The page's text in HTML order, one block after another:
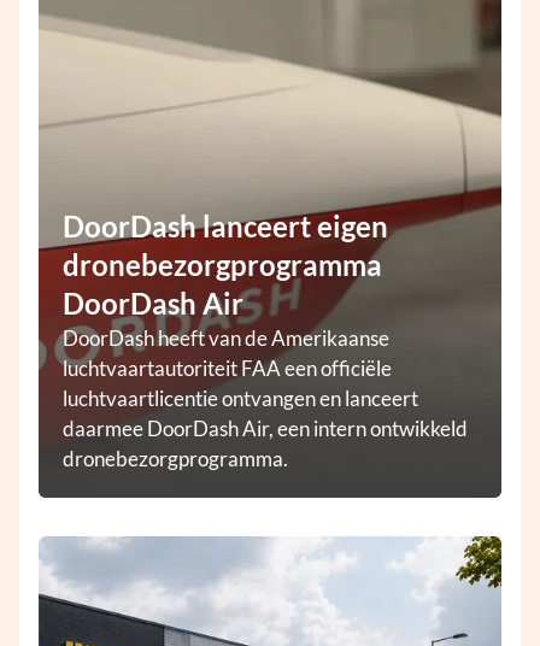
DoorDash lanceert eigen
dronebezorgprogramma
DoorDash Air
DoorDash heeft van de Amerikaanse
luchtvaartautoriteit FAA een officiële
luchtvaartlicentie ontvangen en lanceert
daarmee DoorDash Air, een intern ontwikkeld
dronebezorgprogramma.